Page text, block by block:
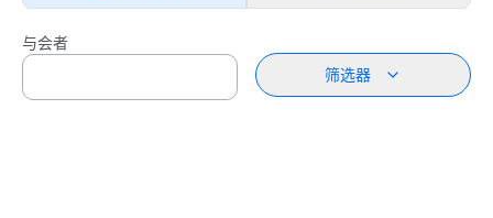
与会者
筛选器